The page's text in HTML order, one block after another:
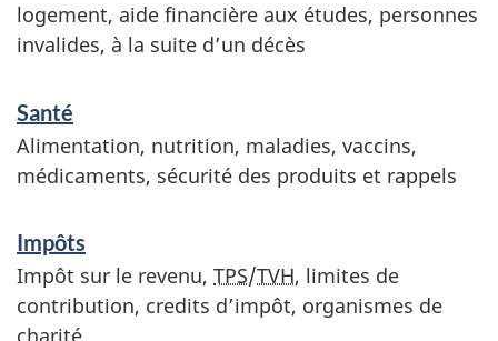
logement, aide financière aux études, personnes
invalides, à la suite d’un décès
Santé
Alimentation, nutrition, maladies, vaccins,
médicaments, sécurité des produits et rappels
Impôts
Impôt sur le revenu, TPS/TVH, limites de
contribution, credits d’impôt, organismes de
charité